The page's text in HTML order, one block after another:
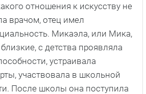
отношения к искусству не
врачом, отец имел
Микаэла, или Мика,
с детства проявляла
устраивала
участвовала в школьной
После школы она поступила